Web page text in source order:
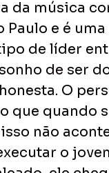
da música
e é
de líder
de ser
O
que quando
não
o